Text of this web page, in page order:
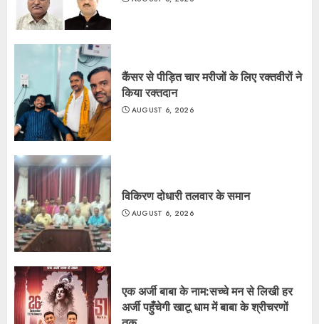
कैंसर से पीड़ित चार मरीजों के लिए रक्तवीरों ने
किया रक्तदान
AUGUST 6, 2026
विकिरण दोधारी तलवार के समान
AUGUST 6, 2026
एक अर्जी बाबा के नाम:सच्चे मन से लिखी हर
अर्जी पहुँचेगी खाटू धाम में बाबा के श्रीचरणों